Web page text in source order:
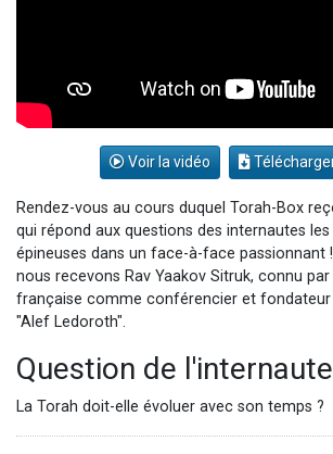
Voir la vidéo
Rendez-vous au cours duquel Torah-Box
qui répond aux questions des internautes
épineuses dans un face-à-face passionnant !
nous recevons Rav Yaakov Sitruk, connu
française comme conférencier et
"Alef Ledoroth".
Question de
La Torah doit-elle évoluer avec son temps ?